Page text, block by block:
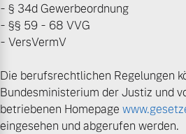
- § 34d Gewerbeordnung
- §§ 59 - 68 VVG
- VersVermV
Die berufsrechtlichen Regelungen
Bundesministerium der Justiz und
betriebenen Homepage
eingesehen und abgerufen werden.